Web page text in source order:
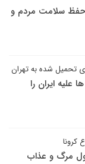
سلامت مردم و
تحمیل شده به تهران
علیه ایران را
کرونا
مرگ و عذاب